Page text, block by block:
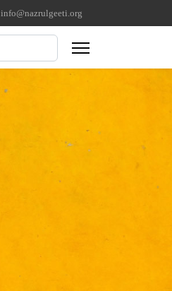
info@nazrulgeeti.org